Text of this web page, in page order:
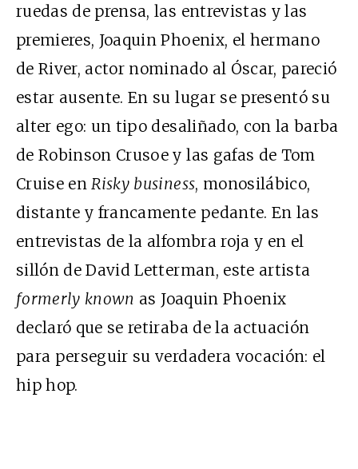
ruedas de prensa, las entrevistas y las
premieres, Joaquin Phoenix, el hermano
de River, actor nominado al Óscar, pareció
estar ausente. En su lugar se presentó su
alter ego: un tipo desaliñado, con la barba
de Robinson Crusoe y las gafas de Tom
Cruise enRisky business, monosilábico,
distante y francamente pedante. En las
entrevistas de la alfombra roja y en el
sillón de David Letterman, este artista
formerly known as Joaquin Phoenix
declaró que se retiraba de la actuación
para perseguir su verdadera vocación: el
hip hop.